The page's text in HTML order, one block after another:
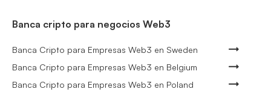
Banca cripto para negocios Web3
Banca Cripto para Empresas Web3 en Sweden
Banca Cripto para Empresas Web3 en Belgium
Banca Cripto para Empresas Web3 en Poland